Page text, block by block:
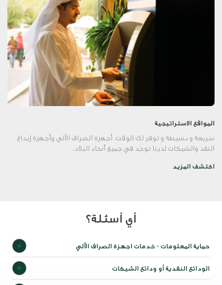
المواقع الاستراتيجية
سريعة و بسيطة و توفر لك الوقت، أجهزة الصراف الآلي وأجهزة إيداع
النقد والشيكات لدينا توجد في جميع أنحاء البلاد.
اكتشف المزيد
أي أسئلة؟
حماية المعلومات - خدمات اجهزة الصراف الآلي
الودائع النقدية أو ودائع الشيكات